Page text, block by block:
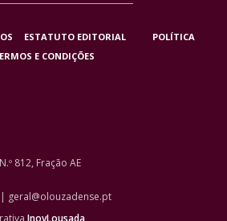
ESTATUTO EDITORIAL POLÍTICA
E CONDIÇÕES
812, Fração AE
geral@olouzadense.pt
InovLousada